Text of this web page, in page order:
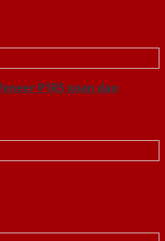
P1R5 xoan dao